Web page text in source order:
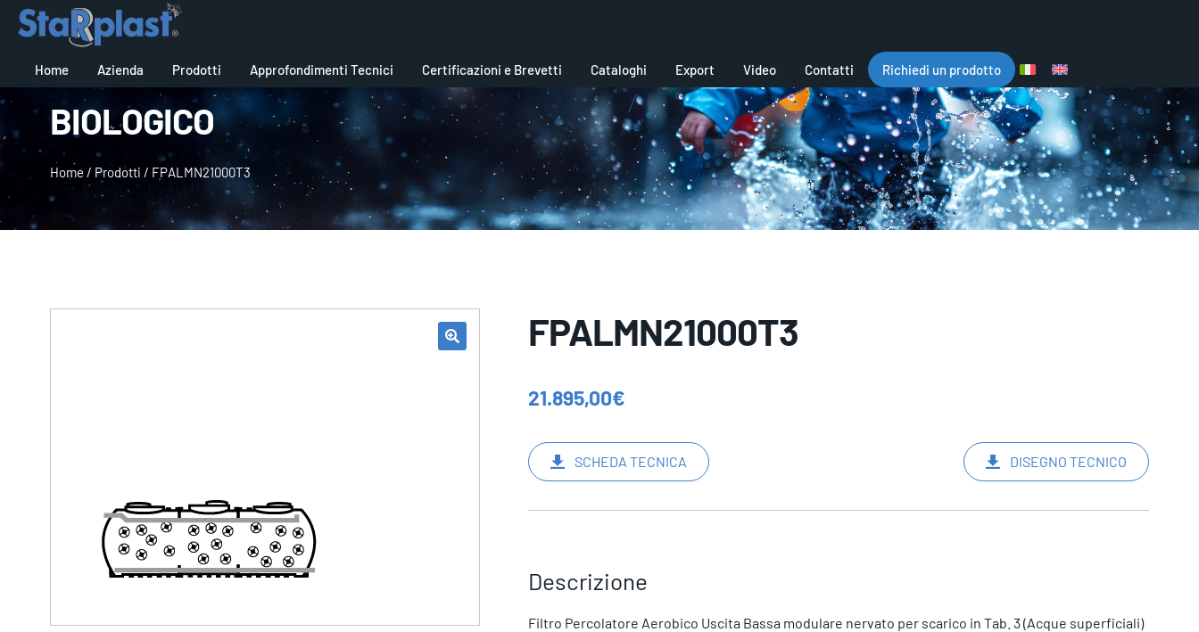
Home Azienda Prodotti Approfondimenti Tecnici Certificazioni e Brevetti Cataloghi Export Video Contatti Richiedi un prodotto
BIOLOGICO
Home / Prodotti / FPALMN21000T3
FPALMN21000T3
21.895,00€
SCHEDA TECNICA DISEGNO TECNICO
Descrizione
Filtro Percolatore Aerobico Uscita Bassa modulare nervato per scarico in Tab. 3 (Acque superficiali)